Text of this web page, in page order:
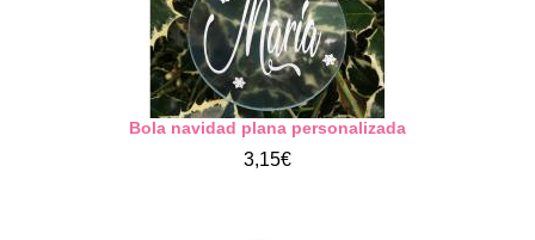
Bola navidad plana personalizada
3,15€